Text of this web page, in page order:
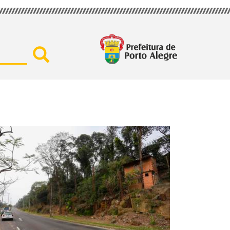
Buscar por secretaria,